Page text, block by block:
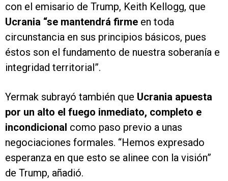
con el emisario de Trump, Keith Kellogg, que
Ucrania “se mantendrá firme en toda
circunstancia en sus principios básicos, pues
éstos son el fundamento de nuestra soberanía e
integridad territorial”.
Yermak subrayó también que Ucrania apuesta
por un alto el fuego inmediato, completo e
incondicional como paso previo a unas
negociaciones formales. “Hemos expresado
esperanza en que esto se alinee con la visión”
de Trump, añadió.